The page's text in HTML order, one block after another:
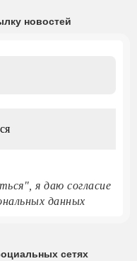
новостей
я даю согласие
данных
сетях